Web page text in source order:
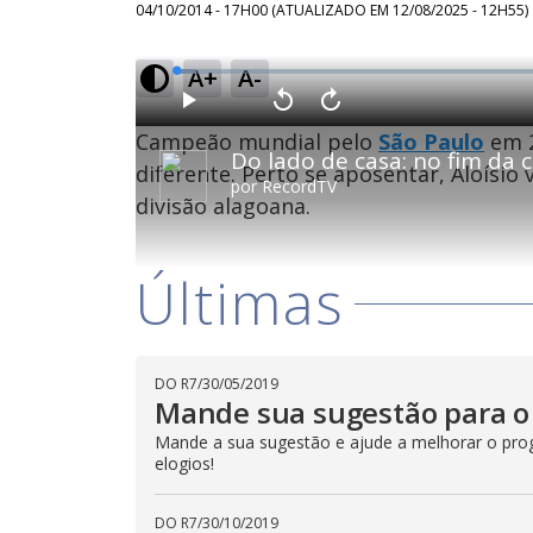
04/10/2014 - 17H00 (ATUALIZADO EM 12/08/2025 - 12H55)
A+ A-
porRecordTV
P
l
a
y
V
o
l
t
a
r
1
0
s
A
v
a
n
ç
a
r
o
s
M
u
d
o
L
o
a
d
e
:
.
5
%
Campeão mundial pelo São Paulo em
diferente. Perto se aposentar,
divisão alagoana.
Últimas
DO R7/30/05/2019
Mande sua sugestão para
Mande a sua sugestão e ajude a melhorar o
elogios!
DO R7/30/10/2019